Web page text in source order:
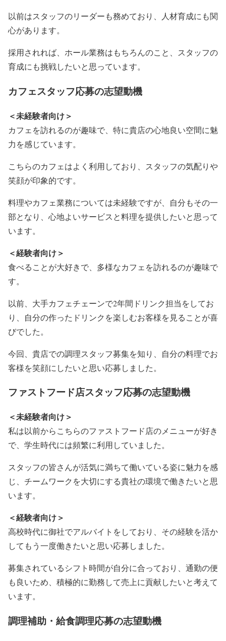
以前はスタッフのリーダーも務めており、人材育成にも関
心があります。
採用されれば、ホール業務はもちろんのこと、スタッフの
育成にも挑戦したいと思っています。
カフェスタッフ応募の志望動機
＜未経験者向け＞
カフェを訪れるのが趣味で、特に貴店の心地良い空間に魅
力を感じています。
こちらのカフェはよく利用しており、スタッフの気配りや
笑顔が印象的です。
料理やカフェ業務については未経験ですが、自分もその一
部となり、心地よいサービスと料理を提供したいと思って
います。
＜経験者向け＞
食べることが大好きで、多様なカフェを訪れるのが趣味で
す。
以前、大手カフェチェーンで2年間ドリンク担当をしてお
り、自分の作ったドリンクを楽しむお客様を見ることが喜
びでした。
今回、貴店での調理スタッフ募集を知り、自分の料理でお
客様を笑顔にしたいと思い応募しました。
ファストフード店スタッフ応募の志望動機
＜未経験者向け＞
私は以前からこちらのファストフード店のメニューが好き
で、学生時代には頻繁に利用していました。
スタッフの皆さんが活気に満ちて働いている姿に魅力を感
じ、チームワークを大切にする貴社の環境で働きたいと思
います。
＜経験者向け＞
高校時代に御社でアルバイトをしており、その経験を活か
してもう一度働きたいと思い応募しました。
募集されているシフト時間が自分に合っており、通勤の便
も良いため、積極的に勤務して売上に貢献したいと考えて
います。
調理補助・給食調理応募の志望動機